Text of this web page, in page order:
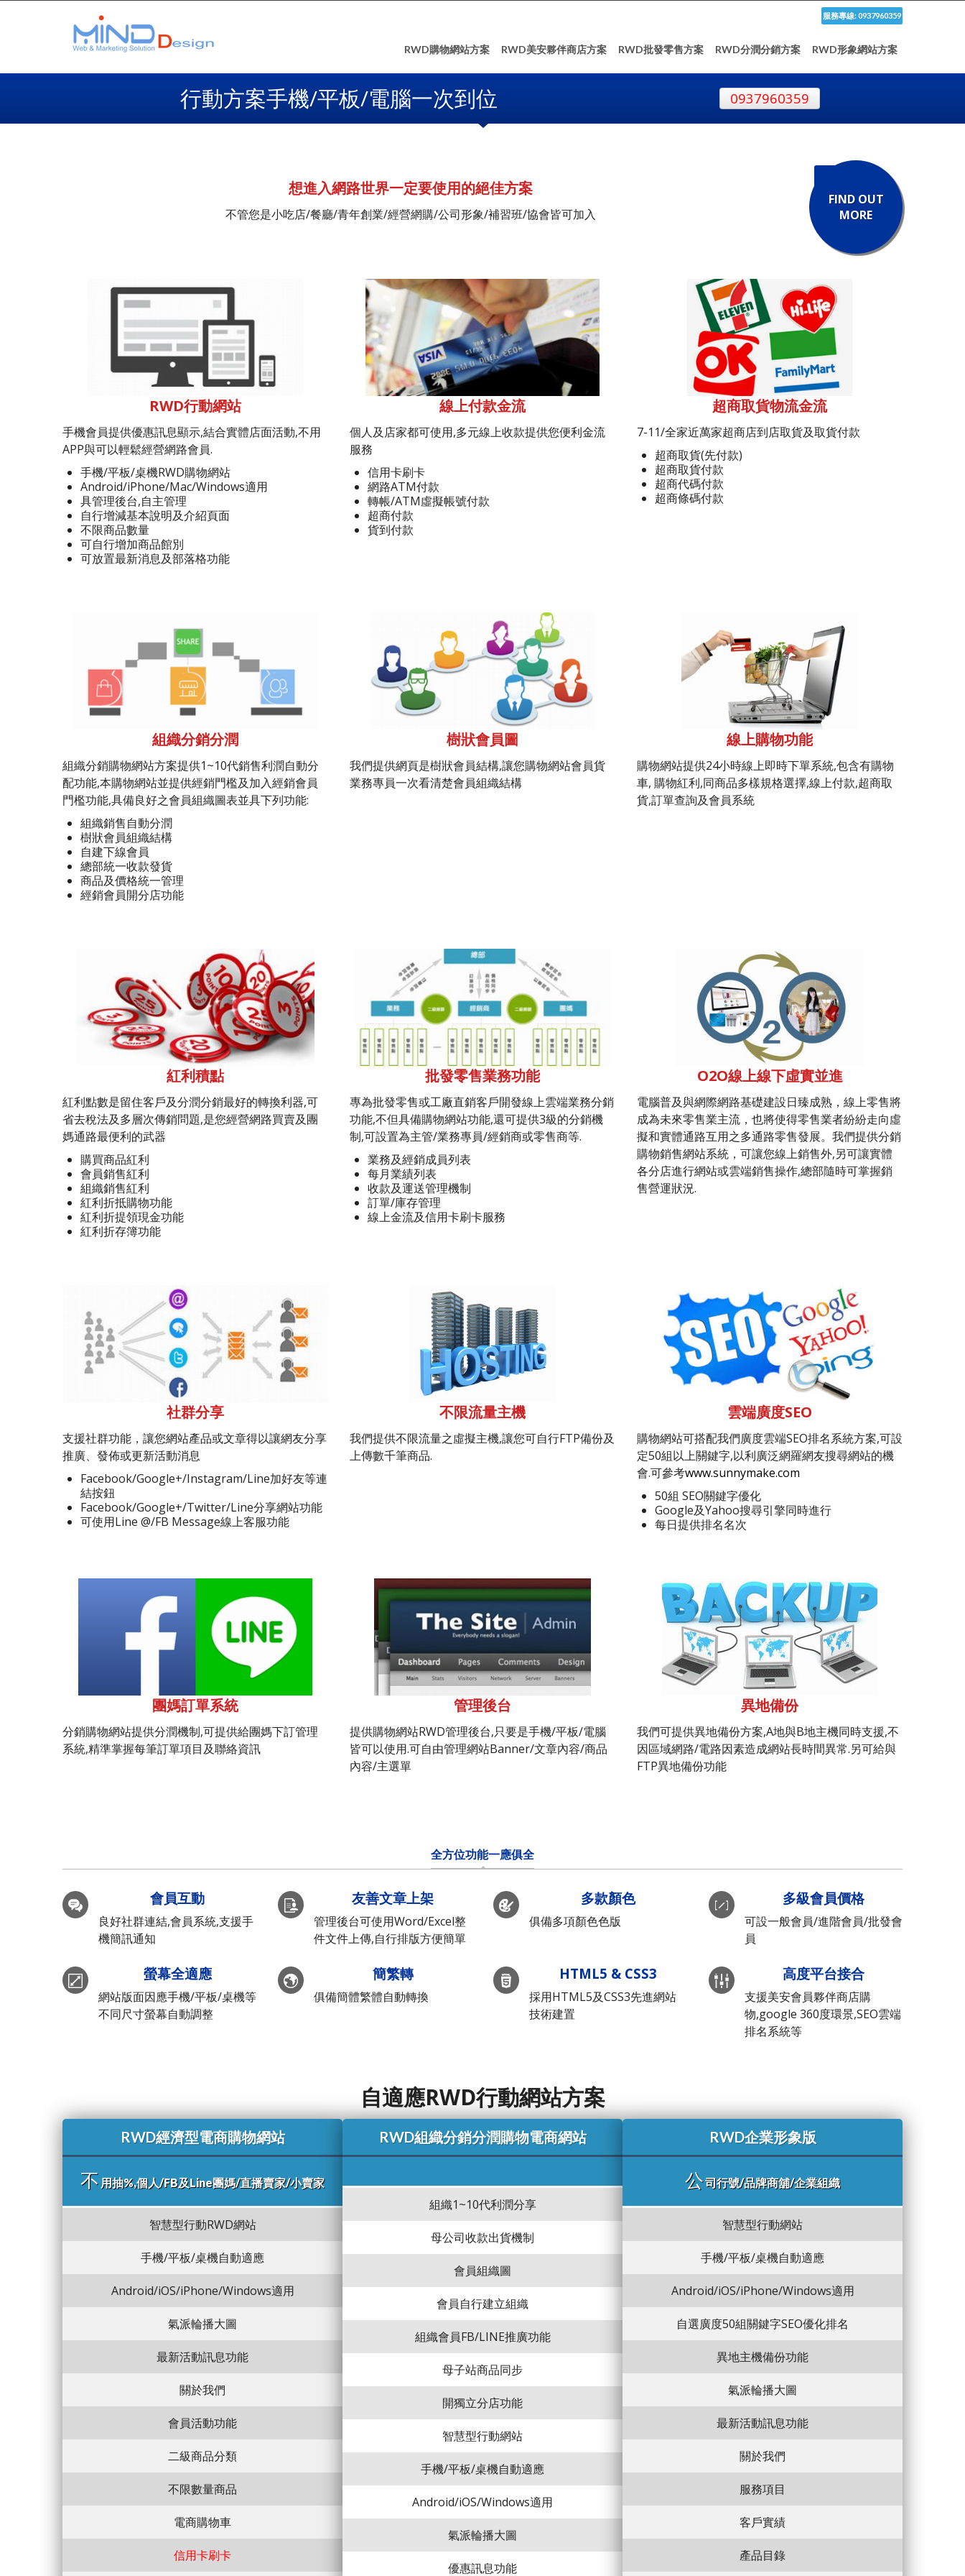
服務專線: 0937960359
RWD購物網站方案 RWD美安夥伴商店方案 RWD批發零售方案 RWD分潤分銷方案 RWD形象網站方案
行動方案手機/平板/電腦一次到位 0937960359
想進入網路世界一定要使用的絕佳方案
不管您是小吃店/餐廳/青年創業/經營網購/公司形象/補習班/協會皆可加入
FIND OUT
MORE
RWD行動網站
手機會員提供優惠訊息顯示,結合實體店面活動,不用
APP與可以輕鬆經營網路會員.
手機/平板/桌機RWD購物網站
Android/iPhone/Mac/Windows適用
具管理後台,自主管理
自行增減基本說明及介紹頁面
不限商品數量
可自行增加商品館別
可放置最新消息及部落格功能
線上付款金流
個人及店家都可使用,多元線上收款提供您便利金流
服務
信用卡刷卡
網路ATM付款
轉帳/ATM虛擬帳號付款
超商付款
貨到付款
超商取貨物流金流
7-11/全家近萬家超商店到店取貨及取貨付款
超商取貨(先付款)
超商取貨付款
超商代碼付款
超商條碼付款
組織分銷分潤
組織分銷購物網站方案提供1~10代銷售利潤自動分
配功能,本購物網站並提供經銷門檻及加入經銷會員
門檻功能,具備良好之會員組織圖表並具下列功能:
組織銷售自動分潤
樹狀會員組織結構
自建下線會員
總部統一收款發貨
商品及價格統一管理
經銷會員開分店功能
樹狀會員圖
我們提供網頁是樹狀會員結構,讓您購物網站會員貨
業務專員一次看清楚會員組織結構
線上購物功能
購物網站提供24小時線上即時下單系統,包含有購物
車, 購物紅利,同商品多樣規格選擇,線上付款,超商取
貨,訂單查詢及會員系統
紅利積點
紅利點數是留住客戶及分潤分銷最好的轉換利器,可
省去稅法及多層次傳銷問題,是您經營網路買賣及團
媽通路最便利的武器
購買商品紅利
會員銷售紅利
組織銷售紅利
紅利折抵購物功能
紅利折提領現金功能
紅利折存簿功能
批發零售業務功能
專為批發零售或工廠直銷客戶開發線上雲端業務分銷
功能,不但具備購物網站功能,還可提供3級的分銷機
制,可設置為主管/業務專員/經銷商或零售商等.
業務及經銷成員列表
每月業績列表
收款及運送管理機制
訂單/庫存管理
線上金流及信用卡刷卡服務
O2O線上線下虛實並進
電腦普及與網際網路基礎建設日臻成熟，線上零售將
成為未來零售業主流，也將使得零售業者紛紛走向虛
擬和實體通路互用之多通路零售發展。我們提供分銷
購物銷售網站系統，可讓您線上銷售外,另可讓實體
各分店進行網站或雲端銷售操作,總部隨時可掌握銷
售營運狀況.
社群分享
支援社群功能，讓您網站產品或文章得以讓網友分享
推廣、發佈或更新活動消息
Facebook/Google+/Instagram/Line加好友等連
結按鈕
Facebook/Google+/Twitter/Line分享網站功能
可使用Line @/FB Message線上客服功能
不限流量主機
我們提供不限流量之虛擬主機,讓您可自行FTP備份及
上傳數千筆商品.
雲端廣度SEO
購物網站可搭配我們廣度雲端SEO排名系統方案,可設
定50組以上關鍵字,以利廣泛網羅網友搜尋網站的機
會.可參考www.sunnymake.com
50組 SEO關鍵字優化
Google及Yahoo搜尋引擎同時進行
每日提供排名名次
團媽訂單系統
分銷購物網站提供分潤機制,可提供給團媽下訂管理
系統,精準掌握每筆訂單項目及聯絡資訊
管理後台
提供購物網站RWD管理後台,只要是手機/平板/電腦
皆可以使用.可自由管理網站Banner/文章內容/商品
內容/主選單
異地備份
我們可提供異地備份方案,A地與B地主機同時支援,不
因區域網路/電路因素造成網站長時間異常.另可給與
FTP異地備份功能
全方位功能一應俱全
會員互動
良好社群連結,會員系統,支援手
機簡訊通知
螢幕全適應
網站版面因應手機/平板/桌機等
不同尺寸螢幕自動調整
友善文章上架
管理後台可使用Word/Excel整
件文件上傳,自行排版方便簡單
簡繁轉
俱備簡體繁體自動轉換
多款顏色
俱備多項顏色色版
HTML5 & CSS3
採用HTML5及CSS3先進網站
技術建置
多級會員價格
可設一般會員/進階會員/批發會
員
高度平台接合
支援美安會員夥伴商店購
物,google 360度環景,SEO雲端
排名系統等
自適應RWD行動網站方案
RWD經濟型電商購物網站
不 用抽%,個人/FB及Line團媽/直播賣家/小賣家
智慧型行動RWD網站
手機/平板/桌機自動適應
Android/iOS/iPhone/Windows適用
氣派輪播大圖
最新活動訊息功能
關於我們
會員活動功能
二級商品分類
不限數量商品
電商購物車
信用卡刷卡
RWD組織分銷分潤購物電商網站
組織1~10代利潤分享
母公司收款出貨機制
會員組織圖
會員自行建立組織
組織會員FB/LINE推廣功能
母子站商品同步
開獨立分店功能
智慧型行動網站
手機/平板/桌機自動適應
Android/iOS/Windows適用
氣派輪播大圖
優惠訊息功能
RWD企業形象版
公司行號/品牌商舖/企業組織
智慧型行動網站
手機/平板/桌機自動適應
Android/iOS/iPhone/Windows適用
自選廣度50組關鍵字SEO優化排名
異地主機備份功能
氣派輪播大圖
最新活動訊息功能
關於我們
服務項目
客戶實績
產品目錄